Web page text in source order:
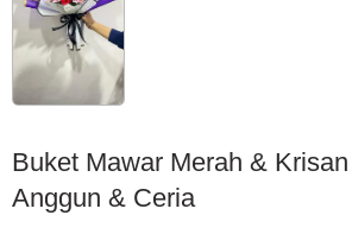
Buket Mawar Merah &
Anggun & Ceria